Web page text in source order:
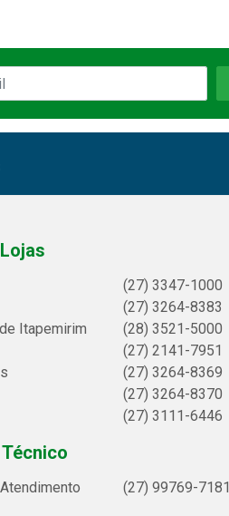
(27) 3347-1000
(27) 3264-8383
Itapemirim
(28) 3521-5000
(27) 2141-7951
(27) 3264-8369
(27) 3264-8370
(27) 3111-6446
(27) 99769-7181